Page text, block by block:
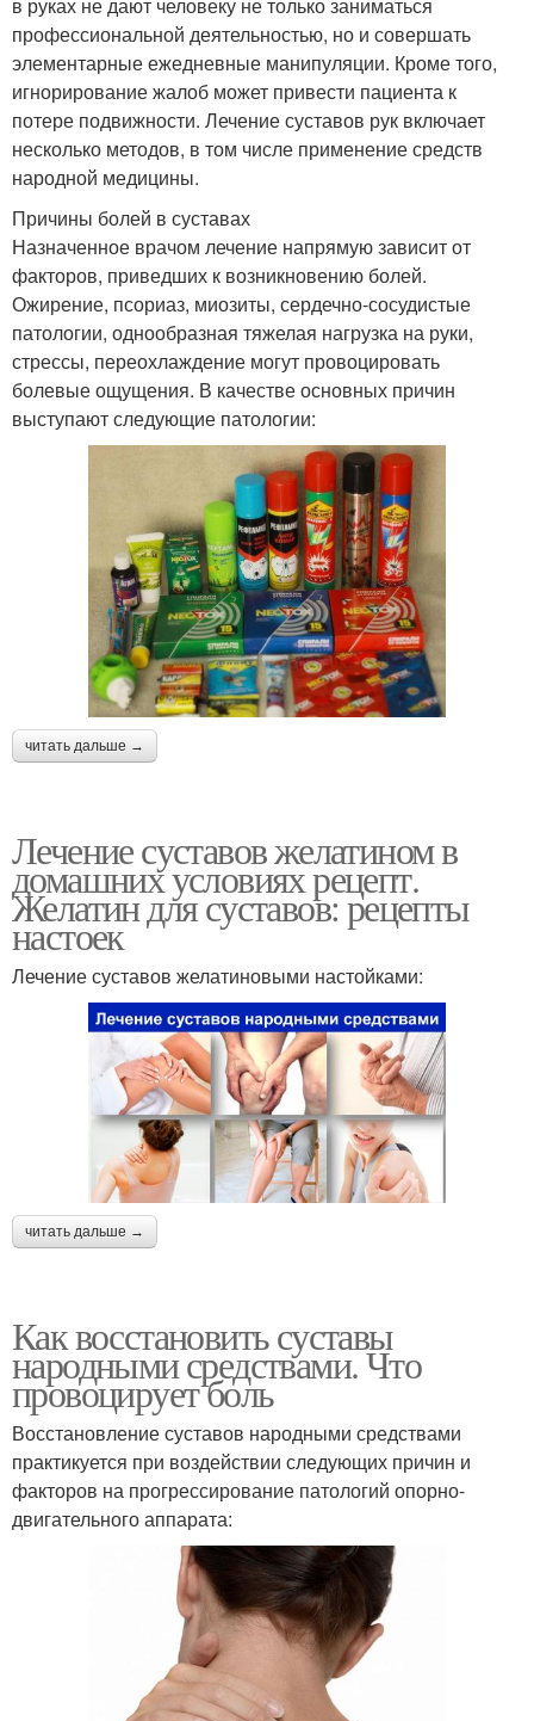
профессиональной деятельностью, но и совершать
элементарные ежедневные манипуляции. Кроме того,
игнорирование жалоб может привести пациента к
потере подвижности. Лечение суставов рук включает
несколько методов, в том числе применение средств
народной медицины.
Причины болей в суставах
Назначенное врачом лечение напрямую зависит от
факторов, приведших к возникновению болей.
Ожирение, псориаз, миозиты, сердечно-сосудистые
патологии, однообразная тяжелая нагрузка на руки,
стрессы, переохлаждение могут провоцировать
болевые ощущения. В качестве основных причин
выступают следующие патологии:
читать дальше →
Лечение суставов желатином в
домашних условиях рецепт.
Желатин для суставов: рецепты
настоек
Лечение суставов желатиновыми настойками:
читать дальше →
Как восстановить суставы
народными средствами. Что
провоцирует боль
Восстановление суставов народными средствами
практикуется при воздействии следующих причин и
факторов на прогрессирование патологий опорно-
двигательного аппарата: